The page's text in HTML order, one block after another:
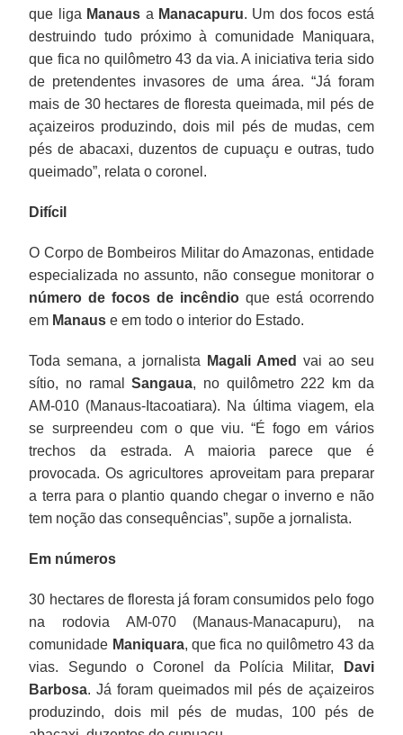
que liga Manaus a Manacapuru. Um dos focos está
destruindo tudo próximo à comunidade Maniquara,
que fica no quilômetro 43 da via. A iniciativa teria sido
de pretendentes invasores de uma área. “Já foram
mais de 30 hectares de floresta queimada, mil pés de
açaizeiros produzindo, dois mil pés de mudas, cem
pés de abacaxi, duzentos de cupuaçu e outras, tudo
queimado”, relata o coronel.
Difícil
O Corpo de Bombeiros Militar do Amazonas, entidade
especializada no assunto, não consegue monitorar o
número de focos de incêndioque está ocorrendo
em Manaus e em todo o interior do Estado.
Toda semana, a jornalista Magali Amed vai ao seu
sítio, no ramalSangaua, no quilômetro 222 km da
AM-010 (Manaus-Itacoatiara). Na última viagem, ela
se surpreendeu com o que viu. “É fogo em vários
trechos da estrada. A maioria parece que é
provocada. Os agricultores aproveitam para preparar
a terra para o plantio quando chegar o inverno e não
tem noção das consequências”, supõe a jornalista.
Em números
30 hectares de floresta já foram consumidos pelo fogo
na rodovia AM-070 (Manaus-Manacapuru), na
comunidade Maniquara, que fica no quilômetro 43 da
vias. Segundo o Coronel da Polícia Militar,
Davi
Barbosa. Já foram queimados mil pés de açaizeiros
produzindo, dois mil pés de mudas, 100 pés de